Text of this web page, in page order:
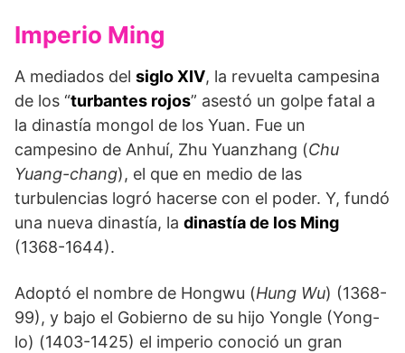
Imperio Ming
A mediados del siglo XIV, la revuelta campesina
de los “turbantes rojos” asestó un golpe fatal a
la dinastía mongol de los Yuan. Fue un
campesino de Anhuí, Zhu Yuanzhang (Chu
Yuang-chang), el que en medio de las
turbulencias logró hacerse con el poder. Y, fundó
una nueva dinastía, la dinastía de los Ming
(1368-1644).
Adoptó el nombre de Hongwu (Hung Wu) (1368-
99), y bajo el Gobierno de su hijo Yongle (Yong-
lo) (1403-1425) el imperio conoció un gran